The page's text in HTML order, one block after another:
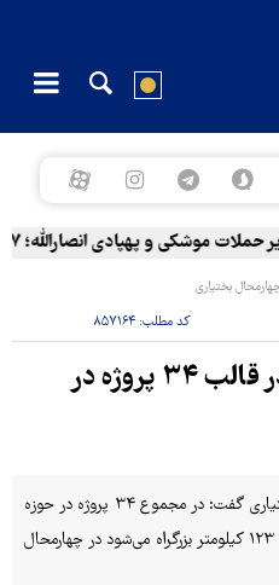
موشکی و پهپادی انصارالله؛ ۷ کشته و ۳۰ زخمی
چهارمحال بختیاری
کد مطلب:۸۵۷۱۶۴
توسعه ۱۷۷ کیلومتر راه در قالب ۳۴ پروژه در
مدیرکل راه و شهرسازی چهارمحال و بختیاری گفت: در مجموع ۳۴ پروژه در حوزه
راه‌ها که شامل ۵۴ کیلومتر راه اصلی و ۱۲۳ کیلومتر بزرگراه می‌شود در چهارمحال